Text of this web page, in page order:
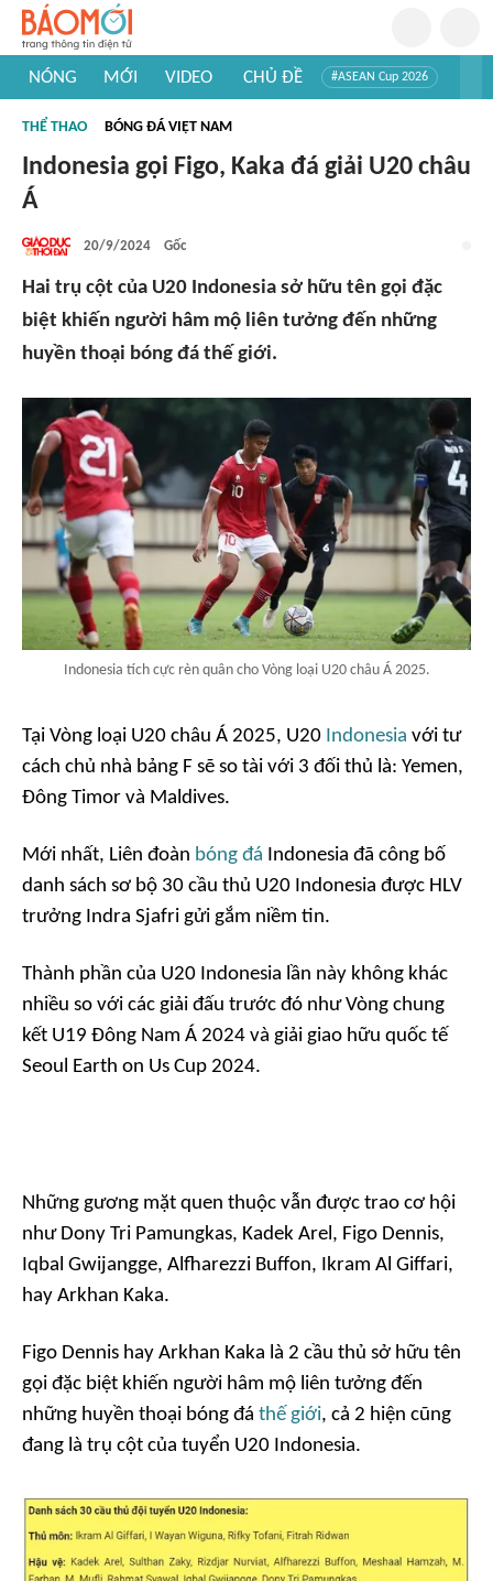
NÓNG MỚI VIDEO CHỦ ĐỀ #ASEAN Cup 2026
#Khám phá thế giới
THỂ THAO BÓNG ĐÁ VIỆT NAM
Indonesia gọi Figo, Kaka đá giải U20 châu
Á
20/9/2024 Gốc
Hai trụ cột của U20 Indonesia sở hữu tên gọi đặc
biệt khiến người hâm mộ liên tưởng đến những
huyền thoại bóng đá thế giới.
Indonesia tích cực rèn quân cho Vòng loại U20 châu Á 2025.
Tại Vòng loại U20 châu Á 2025, U20 Indonesia với tư
cách chủ nhà bảng F sẽ so tài với 3 đối thủ là: Yemen,
Đông Timor và Maldives.
Mới nhất, Liên đoàn bóng đá Indonesia đã công bố
danh sách sơ bộ 30 cầu thủ U20 Indonesia được HLV
trưởng Indra Sjafri gửi gắm niềm tin.
Thành phần của U20 Indonesia lần này không khác
nhiều so với các giải đấu trước đó như Vòng chung
kết U19 Đông Nam Á 2024 và giải giao hữu quốc tế
Seoul Earth on Us Cup 2024.
Những gương mặt quen thuộc vẫn được trao cơ hội
như Dony Tri Pamungkas, Kadek Arel, Figo Dennis,
Iqbal Gwijangge, Alfharezzi Buffon, Ikram Al Giffari,
hay Arkhan Kaka.
Figo Dennis hay Arkhan Kaka là 2 cầu thủ sở hữu tên
gọi đặc biệt khiến người hâm mộ liên tưởng đến
những huyền thoại bóng đá thế giới, cả 2 hiện cũng
đang là trụ cột của tuyển U20 Indonesia.